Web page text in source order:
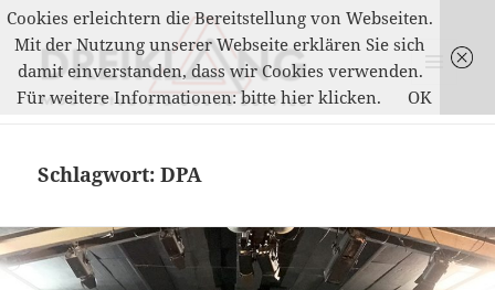
MENÜ
UND
Schlagwort:DPA
Cookies erleichtern die Bereitstellung von Webseiten.
Mit der Nutzung unserer Webseite erklären Sie sich
damit einverstanden, dass wir Cookies verwenden.
Für weitere Informationen: bitte hier klicken.
OK